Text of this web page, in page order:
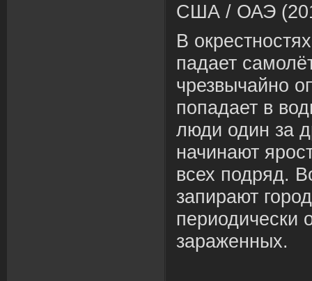
США / ОАЭ
В
падает
чрезвычайно
попадает в
люди один за
начинают
всех подряд.
запирают
периодически
зараженных.